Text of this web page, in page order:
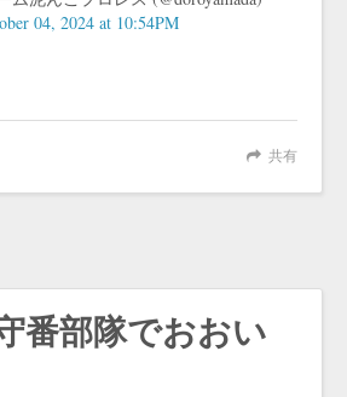
04, 2024 at 10:54PM
共有
番部隊でおおい